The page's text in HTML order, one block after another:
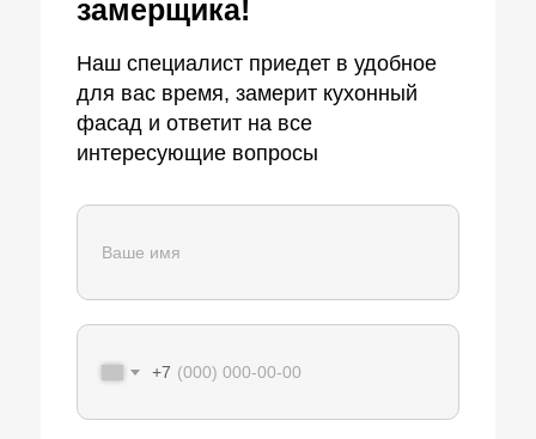
замерщика!
Наш специалист приедет в удобное
для вас время, замерит кухонный
фасад и ответит на все
интересующие вопросы
+7